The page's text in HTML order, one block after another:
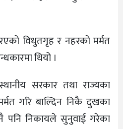
विधुतगृह र नहरको मर्मत
थियो ।
सरकार तथा राज्यका
गरि बाल्दिन निकै दुखका
पनि निकायले सुनुवाई गरेका